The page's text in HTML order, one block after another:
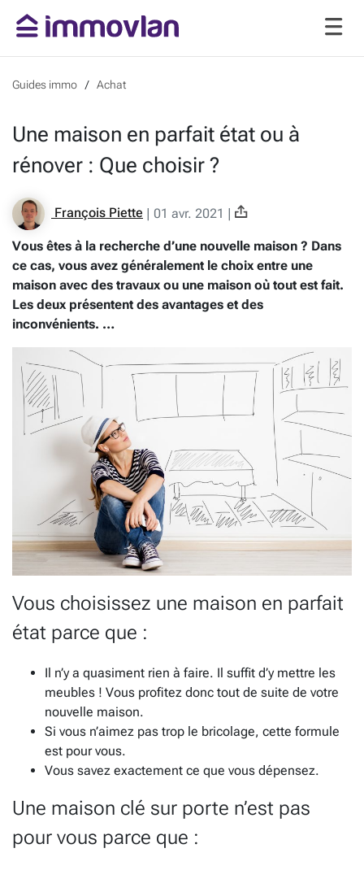
Guides immo Achat
Une maison en parfait état ou à
rénover : Que choisir ?
François Piette | 01 avr. 2021 |
Vous êtes à la recherche d’une nouvelle maison ? Dans
ce cas, vous avez généralement le choix entre une
maison avec des travaux ou une maison où tout est fait.
Les deux présentent des avantages et des
inconvénients. …
Vous choisissez une maison en parfait
état parce que :
Il n’y a quasiment rien à faire. Il suffit d’y mettre les
meubles ! Vous profitez donc tout de suite de votre
nouvelle maison.
Si vous n’aimez pas trop le bricolage, cette formule
est pour vous.
Vous savez exactement ce que vous dépensez.
Une maison clé sur porte n’est pas
pour vous parce que :